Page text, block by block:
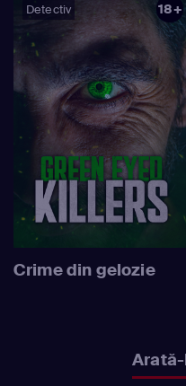
Detectiv 18+
Crime din gelozie